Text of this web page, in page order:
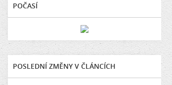
POČASÍ
POSLEDNÍ ZMĚNY V ČLÁNCÍCH